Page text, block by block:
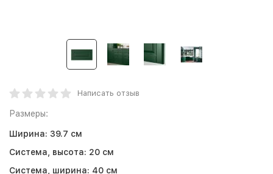
Написать отзыв
Размеры:
Ширина: 39.7 см
Система, высота: 20 см
Система, ширина: 40 см